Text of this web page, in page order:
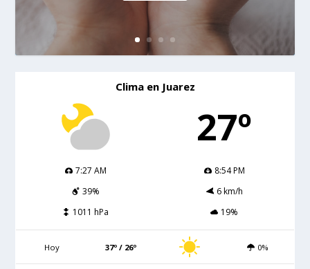
Clima en Juarez
27º
7:27 AM
8:54 PM
39%
6 km/h
1011 hPa
19%
Hoy 37º / 26º 0%